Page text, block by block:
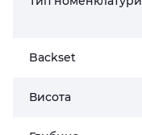
Backset
Висота